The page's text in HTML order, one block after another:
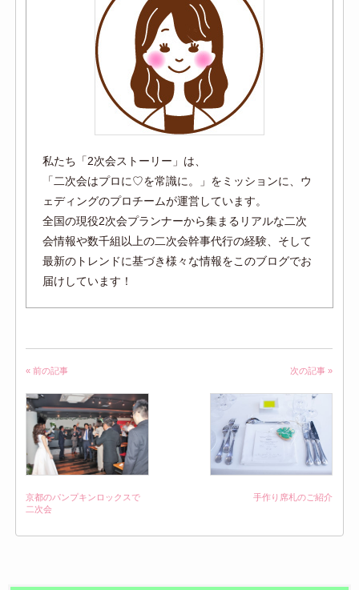
私たち「2次会ストーリー」は、
「二次会はプロに♡を常識に。」をミッションに、ウ
ェディングのプロチームが運営しています。
全国の現役2次会プランナーから集まるリアルな二次
会情報や数千組以上の二次会幹事代行の経験、そして
最新のトレンドに基づき様々な情報をこのブログでお
届けしています！
« 前の記事
京都のパンプキンロックスで
二次会
次の記事 »
手作り席札のご紹介